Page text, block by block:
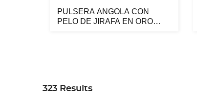
PULSERA ANGOLA CON
PELO DE JIRAFA EN ORO
323 Results